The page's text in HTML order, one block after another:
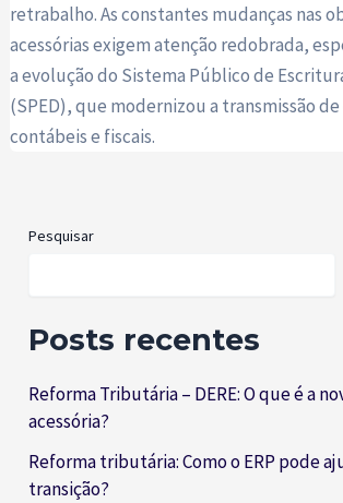
retrabalho. As constantes mudanças nas
acessórias exigem atenção redobrada,
a evolução do Sistema Público de
(SPED), que modernizou a transmissão
contábeis e fiscais.
Pesquisar
Posts recentes
Reforma Tributária – DERE: O que é a
acessória?
Reforma tributária: Como o ERP pode
transição?